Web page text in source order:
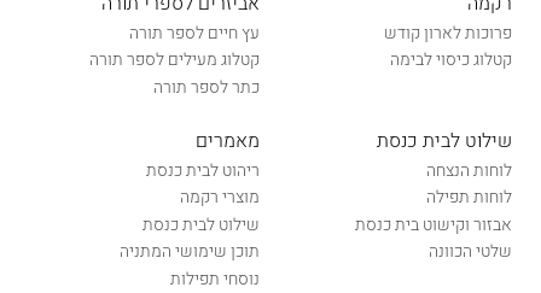
פרוכות לארון קודש
קטלוג כיסוי לבימה
עץ חיים לספר תורה
קטלוג מעילים לספר תורה
כתר לספר תורה
שילוט לבית כנסת
לוחות הנצחה
לוחות תפילה
אבזור וקישוט בית כנסת
שלטי הכוונה
מאמרים
ריהוט לבית כנסת
מוצרי רקמה
שילוט לבית כנסת
תוכן שימושי המתניה
נוסחי תפילות